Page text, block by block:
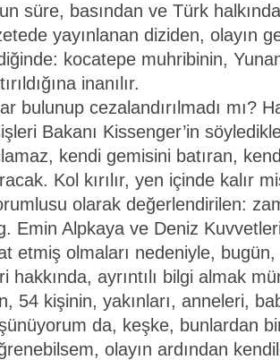
süre, basından ve Türk
yayınlanan diziden, olayın
kocatepe muhribinin,
inanılır.
bulunup cezalandırılmadı mı?
Bakanı Kissenger’in
kendi gemisini batıran,
Kol kırılır, yen içinde kalır
olarak değerlendirilen:
Emin Alpkaya ve Deniz
etmiş olmaları nedeniyle,
hakkında, ayrıntılı bilgi almak
54 kişinin, yakınları, anneleri,
da, keşke, bunlardan
olayın ardından